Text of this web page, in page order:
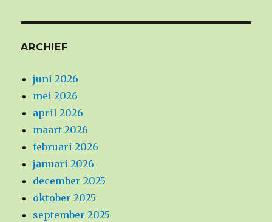
ARCHIEF
juni 2026
mei 2026
april 2026
maart 2026
februari 2026
januari 2026
december 2025
oktober 2025
september 2025